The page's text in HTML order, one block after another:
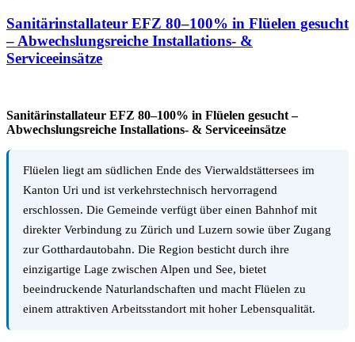
Sanitärinstallateur EFZ 80–100% in Flüelen gesucht
– Abwechslungsreiche Installations- &
Serviceeinsätze
Sanitärinstallateur EFZ 80–100% in Flüelen gesucht –
Abwechslungsreiche Installations- & Serviceeinsätze
Flüelen liegt am südlichen Ende des Vierwaldstättersees im
Kanton Uri und ist verkehrstechnisch hervorragend
erschlossen. Die Gemeinde verfügt über einen Bahnhof mit
direkter Verbindung zu Zürich und Luzern sowie über Zugang
zur Gotthardautobahn. Die Region besticht durch ihre
einzigartige Lage zwischen Alpen und See, bietet
beeindruckende Naturlandschaften und macht Flüelen zu
einem attraktiven Arbeitsstandort mit hoher Lebensqualität.